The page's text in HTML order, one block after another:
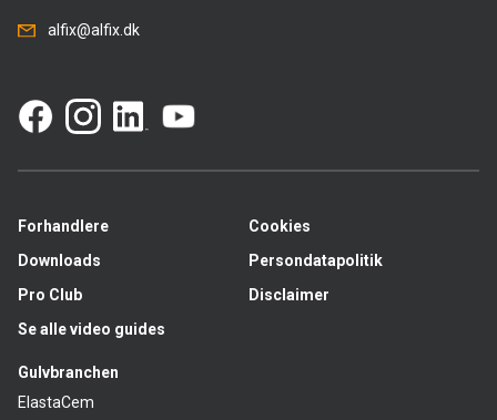
alfix@alfix.dk
Forhandlere
Downloads
Pro Club
Se alle video guides
Gulvbranchen
ElastaCem
Cookies
Persondatapolitik
Disclaimer